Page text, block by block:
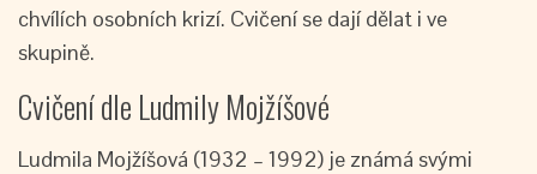
chvílích osobních krizí. Cvičení se dají dělat i ve
skupině.
Cvičení dle Ludmily Mojžíšové
Ludmila Mojžíšová (1932 – 1992) je známá svými